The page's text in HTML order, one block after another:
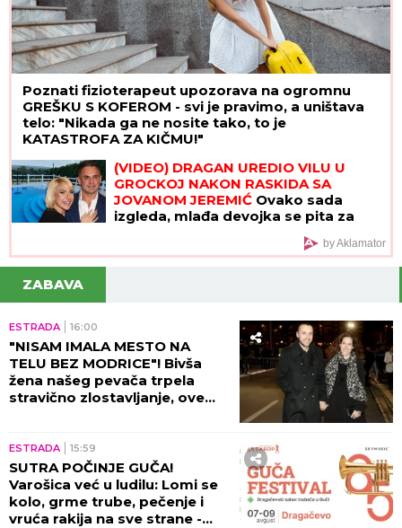
Poznati fizioterapeut upozorava na ogromnu
GREŠKU S KOFEROM - svi je pravimo, a uništava
telo: "Nikada ga ne nosite tako, to je
KATASTROFA ZA KIČMU!"
(VIDEO) DRAGAN UREDIO VILU U
GROCKOJ NAKON RASKIDA SA
JOVANOM JEREMIĆ Ovako sada
izgleda, mlađa devojka se pita za
by Aklamator
ZABAVA
ESTRADA 16:00
"NISAM IMALA MESTO NA
TELU BEZ MODRICE"! Bivša
žena našeg pevača trpela
stravično zlostavljanje, ove
ESTRADA 15:59
SUTRA POČINJE GUČA!
Varošica već u ludilu: Lomi se
kolo, grme trube, pečenje i
vruća rakija na sve strane -